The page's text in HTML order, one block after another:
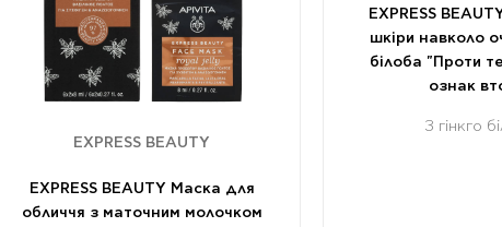
EXPRESS BEAUTY
EXPRESS BEAUTY Маска для
обличчя з маточним молочком
EXPRESS
шкіри навколо
білоба "Проти
ознак
З гінкго